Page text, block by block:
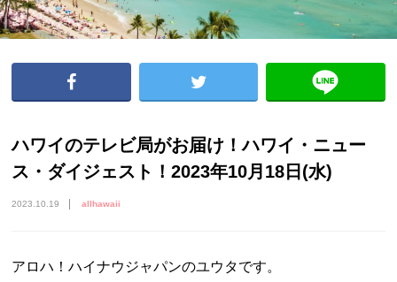
ハワイのテレビ局がお届け！ハワイ・ニュー
ス・ダイジェスト！2023年10月18日(水)
2023.10.19 allhawaii
アロハ！ハイナウジャパンのユウタです。